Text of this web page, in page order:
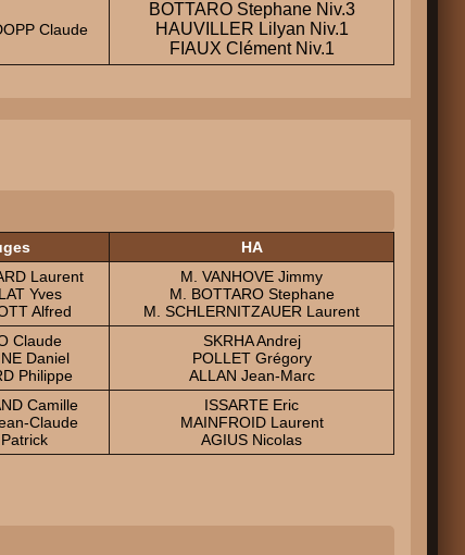
Claude
BOTTARO Stephane Niv.3
HAUVILLER Lilyan Niv.1
FIAUX Clément Niv.1
HA
Laurent
Yves
Alfred
M. VANHOVE Jimmy
M. BOTTARO Stephane
M. SCHLERNITZAUER Laurent
Claude
Daniel
Philippe
SKRHA Andrej
POLLET Grégory
ALLAN Jean-Marc
Camille
Claude
ISSARTE Eric
MAINFROID Laurent
AGIUS Nicolas